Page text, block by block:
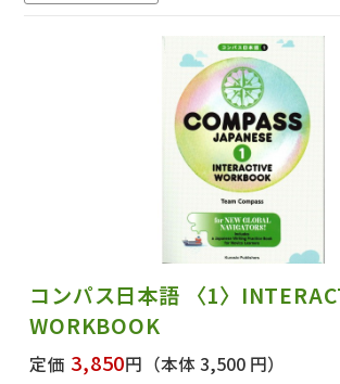
コンパス日本語 〈1〉
WORKBOOK
定価 3,850円 （本体 3,500 円）